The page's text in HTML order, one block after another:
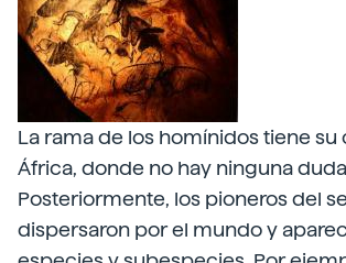
La rama de los homínidos tiene su
África, donde no hay ninguna
Posteriormente, los pioneros del
dispersaron por el mundo y